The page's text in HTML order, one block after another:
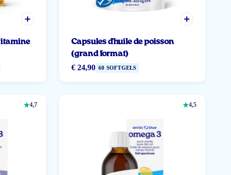
Capsules d'huile de poisson
(grand format)
€ 24,90 60 SOFTGELS
4,7 4,5